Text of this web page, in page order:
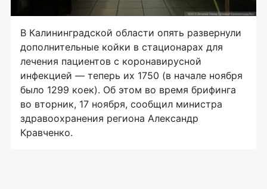
В Калининградской области опять развернули
дополнительные койки в стационарах для
лечения пациентов с коронавирусной
инфекцией — теперь их 1750 (в начале ноября
было 1299 коек). Об этом во время брифинга
во вторник, 17 ноября, сообщил министра
здравоохранения региона Александр
Кравченко.